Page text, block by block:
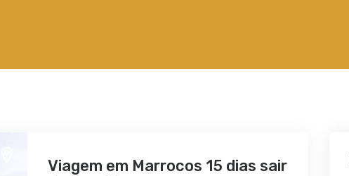
Viagem em Marrocos 15 dias sair